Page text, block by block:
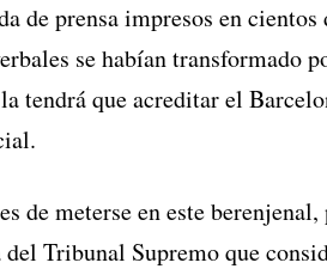
de prensa impresos en
se habían transformado
tendrá que acreditar el
de meterse en este
Tribunal Supremo que